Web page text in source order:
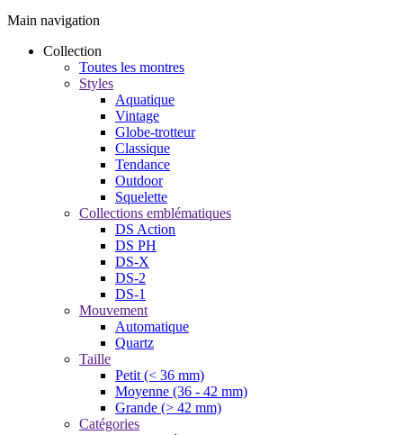
Main navigation
Collection
Toutes les montres
Styles
Aquatique
Vintage
Globe-trotteur
Classique
Tendance
Outdoor
Squelette
Collections emblématiques
DS Action
DS PH
DS-X
DS-2
DS-1
Mouvement
Automatique
Quartz
Taille
Petit (< 36 mm)
Moyenne (36 - 42 mm)
Grande (> 42 mm)
Catégories